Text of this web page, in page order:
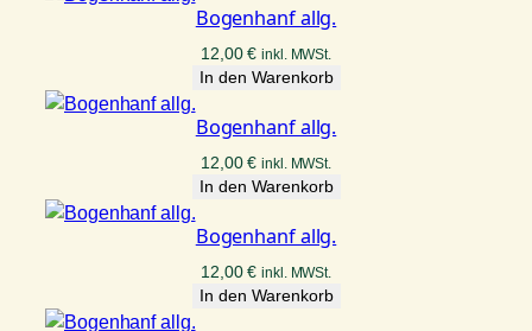
20,00 €18,00 €.
Bogenhanf allg.
12,00€ inkl. MWSt.
In den Warenkorb
Bogenhanf allg.
12,00€ inkl. MWSt.
In den Warenkorb
Bogenhanf allg.
12,00€ inkl. MWSt.
In den Warenkorb